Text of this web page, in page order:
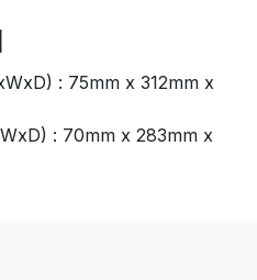
: 75mm x 312mm x
: 70mm x 283mm x